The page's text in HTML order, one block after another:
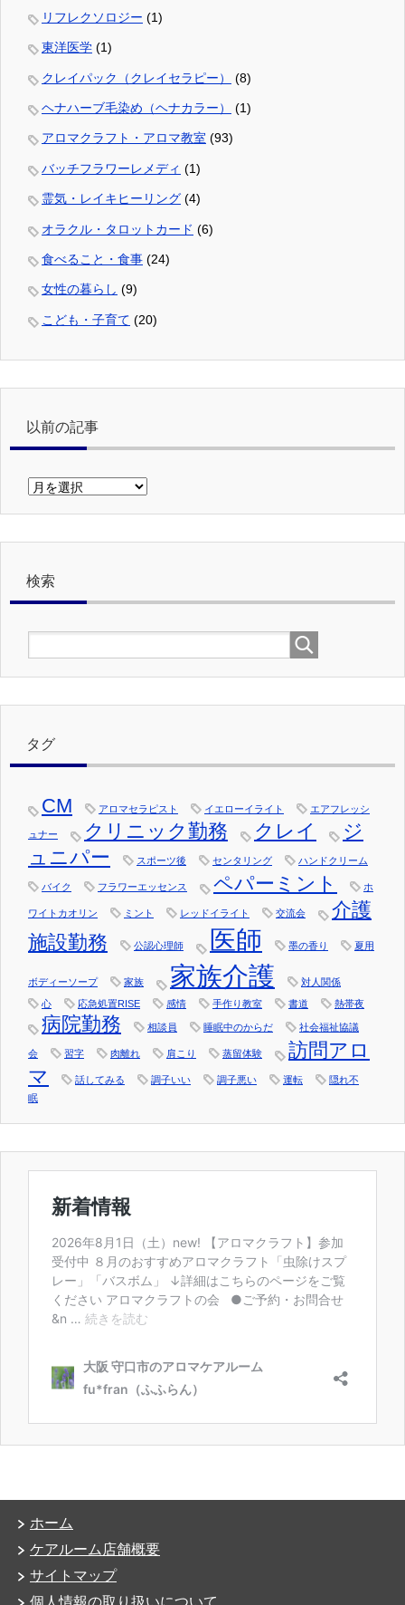
リフレクソロジー (1)
東洋医学 (1)
クレイパック（クレイセラピー） (8)
ヘナハーブ毛染め（ヘナカラー） (1)
アロマクラフト・アロマ教室 (93)
バッチフラワーレメディ (1)
霊気・レイキヒーリング (4)
オラクル・タロットカード (6)
食べること・食事 (24)
女性の暮らし (9)
こども・子育て (20)
以前の記事
以
の
検索
タグ
CM アロマセラピスト イエローイライト エアフレッシ
ュナー クリニック勤務 クレイ
ジ
ュニパー
スポーツ後 センタリング ハンドクリーム
バイク フラワーエッセンス ペパーミント ホ
ワイトカオリン ミント レッドイライト 交流会
介護
施設勤務
公認心理師 医師 墨の香り 夏用
ボディーソープ 家族 家族介護
対人関係
心
応急処置RISE 感情 手作り教室 書道 熱帯夜
病院勤務 相談員 睡眠中のからだ 社会福祉協議
会 習字 肉離れ 肩こり 蒸留体験
訪問アロ
マ
話してみる 調子いい 調子悪い 運転
隠れ不
眠
ホーム
ケアルーム店舗概要
サイトマップ